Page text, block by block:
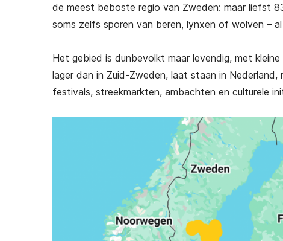
de meest beboste regio van Zweden: maar liefst
soms zelfs sporen van beren, lynxen of wolven –
Het gebied is dunbevolkt maar levendig, met
lager dan in Zuid-Zweden, laat staan in
festivals, streekmarkten, ambachten en culturele
Succesvol Emigreren naar
Spanje
€ 25,00
(gratis verzending)
Succesvol